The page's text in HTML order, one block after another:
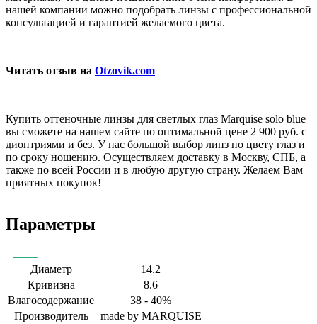
нашей компании можно подобрать линзы с профессиональной
консультацией и гарантией желаемого цвета.
Читать отзыв на Otzovik.com
Купить оттеночные линзы для светлых глаз Marquise solo blue
вы сможете на нашем сайте по оптимальной цене 2 900 руб. с
диоптриями и без. У нас большой выбор линз по цвету глаз и
по сроку ношению. Осуществляем доставку в Москву, СПБ, а
также по всей России и в любую другую страну. Желаем Вам
приятных покупок!
Параметры
Диаметр
14.2
Кривизна
8.6
Влагосодержание
38 - 40%
Производитель
made by MARQUISE